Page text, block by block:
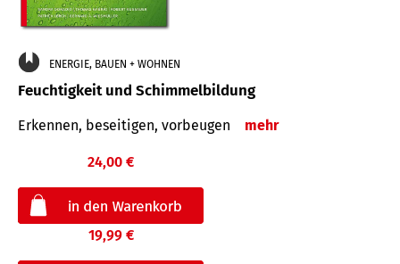
ENERGIE, BAUEN + WOHNEN
Feuchtigkeit und Schimmelbildung
Erkennen, beseitigen, vorbeugen mehr
24,00 €
19,99 €